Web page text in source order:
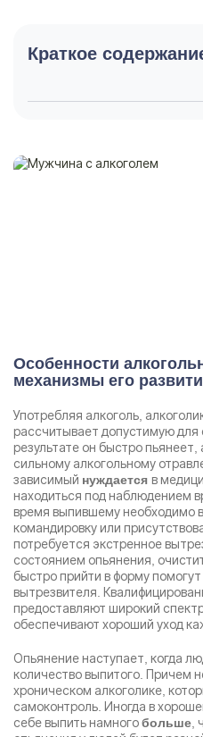
Краткое
Особенности
механизмы его
Употребляя алкоголь,
рассчитывает допустимую для
результате он быстро
сильному алкогольному
зависимый нуждается в
находиться под наблюдением
время выпившему необходимо
командировку или
потребуется экстренное
состоянием опьянения,
быстро прийти в форму
вытрезвителя.
предоставляют широкий
обеспечивают хороший уход
Опьянение наступает, когда
количество выпитого. Причем
хроническом алкоголике,
самоконтроль. Иногда в
себе выпить намногобольше
Бесплатная
Оставьте данные и мы вам
Выбор города
Поиск по сайту
Задать вопрос
Задайте свой вопрос и мы